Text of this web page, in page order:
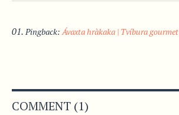
Pingback:Ávaxta hràkaka | Tvíbura gourmet
COMMENT (1)